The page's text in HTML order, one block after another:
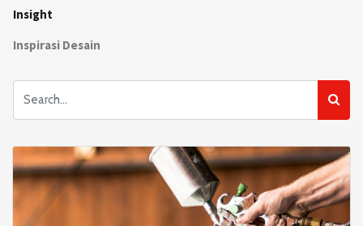
Insight
Inspirasi Desain